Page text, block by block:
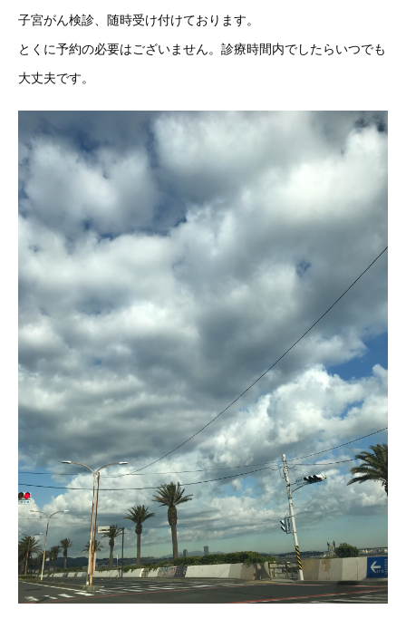
子宮がん検診、随時受け付けております。
とくに予約の必要はございません。診療時間内でしたらいつでも
大丈夫です。